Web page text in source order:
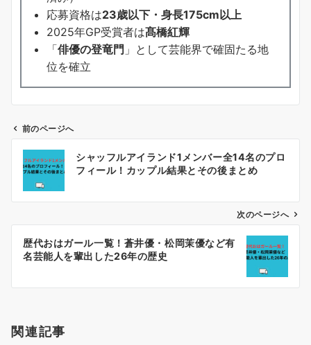
応募資格は23歳以下・身長175cm以上
2025年GP受賞者は髙橋紅輝
「俳優の登竜門 」として芸能界で確固たる地
位を確立
ン
前のページへ
シャッフルアイランド1メンバー全14名のプロ
フィール！カップル結果とその後まとめ
次のページへ
歴代おはガール一覧！蒼井優・松岡茉優など有
名芸能人を輩出した26年の歴史
関連記事